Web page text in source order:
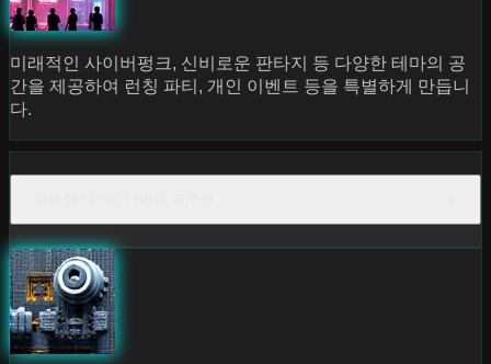
미래적인 사이버펑크, 신비로운 판타지 등 다양한 테마의 공
간을 제공하여 런칭 파티, 개인 이벤트 등을 특별하게 만듭니
다.